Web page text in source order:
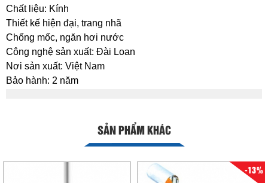
Chất liệu: Kính
Thiết kế hiện đại, trang nhã
Chống mốc, ngăn hơi nước
Công nghệ sản xuất: Đài Loan
Nơi sản xuất: Việt Nam
Bảo hành: 2 năm
SẢN PHẨM KHÁC
-13%